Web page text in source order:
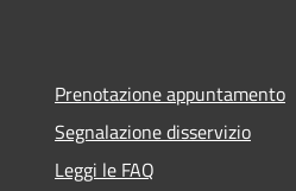
Prenotazione appuntamento
Segnalazione disservizio
Leggi le FAQ